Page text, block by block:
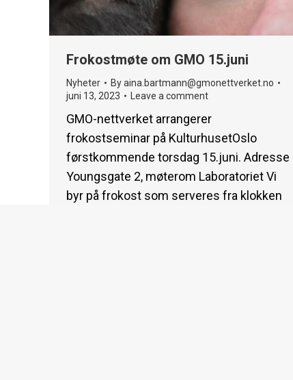
Frokostmøte om GMO 15.juni
Nyheter Byaina.bartmann@gmonettverket.no
juni 13, 2023
Leave a comment
GMO-nettverket arrangerer
frokostseminar på KulturhusetOslo
førstkommende torsdag 15.juni. Adresse
Youngsgate 2, møterom Laboratoriet Vi
byr på frokost som serveres fra klokken